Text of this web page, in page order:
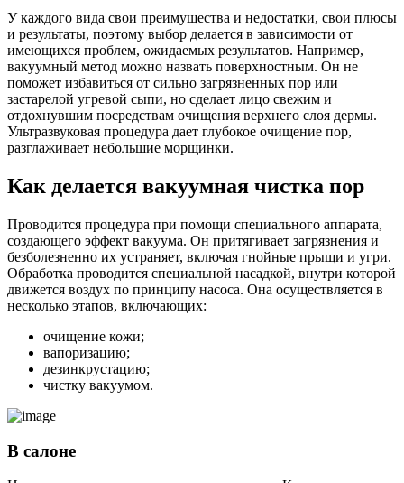
У каждого вида свои преимущества и недостатки, свои плюсы
и результаты, поэтому выбор делается в зависимости от
имеющихся проблем, ожидаемых результатов. Например,
вакуумный метод можно назвать поверхностным. Он не
поможет избавиться от сильно загрязненных пор или
застарелой угревой сыпи, но сделает лицо свежим и
отдохнувшим посредствам очищения верхнего слоя дермы.
Ультразвуковая процедура дает глубокое очищение пор,
разглаживает небольшие морщинки.
Как делается вакуумная чистка пор
Проводится процедура при помощи специального аппарата,
создающего эффект вакуума. Он притягивает загрязнения и
безболезненно их устраняет, включая гнойные прыщи и угри.
Обработка проводится специальной насадкой, внутри которой
движется воздух по принципу насоса. Она осуществляется в
несколько этапов, включающих:
очищение кожи;
вапоризацию;
дезинкрустацию;
чистку вакуумом.
В салоне